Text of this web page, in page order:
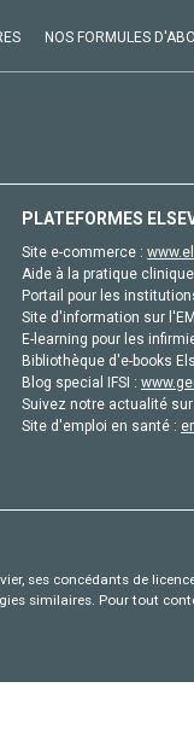
NOS FORMULES
PLATEFORMES
Site e-commerce :
Aide à la pratique
Portail pour les
Site d'information sur
E-learning pour les
Bibliothèque d'e-books
Blog special IFSI :
Suivez notre actualité
Site d'emploi en santé :
ses concédants de
similaires. Pour tout